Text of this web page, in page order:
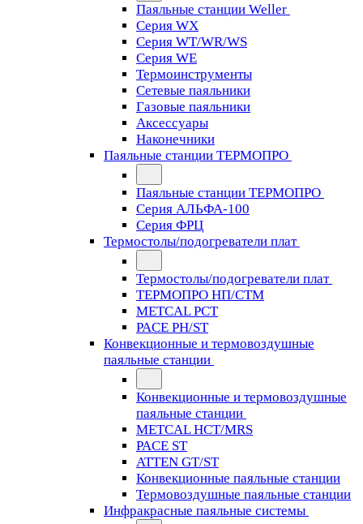
Паяльные станции Weller
Серия WX
Серия WT/WR/WS
Серия WE
Термоинструменты
Сетевые паяльники
Газовые паяльники
Аксессуары
Наконечники
Паяльные станции ТЕРМОПРО
Паяльные станции ТЕРМОПРО
Серия АЛЬФА-100
Серия ФРЦ
Термостолы/подогреватели плат
Термостолы/подогреватели плат
ТЕРМОПРО НП/СТМ
METCAL PCT
PACE PH/ST
Конвекционные и термовоздушные
паяльные станции
Конвекционные и термовоздушные
паяльные станции
METCAL HCT/MRS
PACE ST
ATTEN GT/ST
Конвекционные паяльные станции
Термовоздушные паяльные станции
Инфракрасные паяльные системы